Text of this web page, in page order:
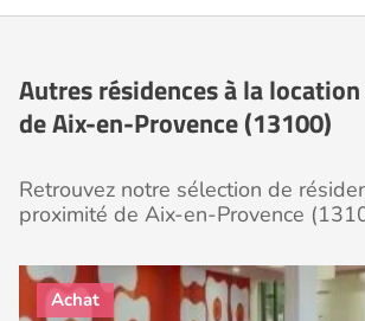
Autres résidences à la
de Aix-en-Provence (13100)
Retrouvez notre sélection de
proximité de Aix-en-Provence